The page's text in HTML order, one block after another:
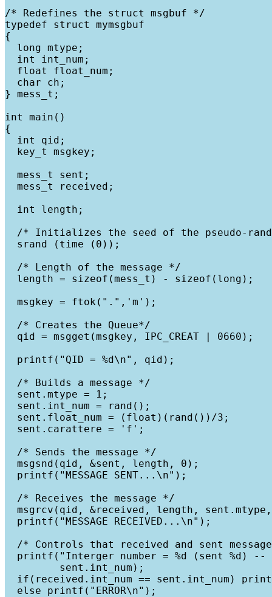
/* Redefines the struct msgbuf */
typedef struct mymsgbuf
{
  long mtype;
  int int_num;
  float float_num;
  char ch;
} mess_t;
int main()
{
  int qid;
  key_t msgkey;
  mess_t sent;
  mess_t received;
  int length;
/* Initializes the seed of the pseudo-
  srand (time (0));
  /* Length of the message */
  length = sizeof(mess_t) - sizeof(long);
  msgkey = ftok(".",'m');
  /* Creates the Queue*/
  qid = msgget(msgkey, IPC_CREAT | 0660);
  printf("QID = %d\n", qid);
  /* Builds a message */
  sent.mtype = 1;
  sent.int_num = rand();
  sent.float_num = (float)(rand())/3;
  sent.carattere = 'f';
  /* Sends the message */
  msgsnd(qid, &sent, length, 0);
  printf("MESSAGE SENT...\n");
  /* Receives the message */
msgrcv(qid, &received, length,
  printf("MESSAGE RECEIVED...\n");
/* Controls that received and sent
printf("Interger number = %d (sent %d) --
         sent.int_num);
if(received.int_num == sent.int_num)
  else printf("ERROR\n");